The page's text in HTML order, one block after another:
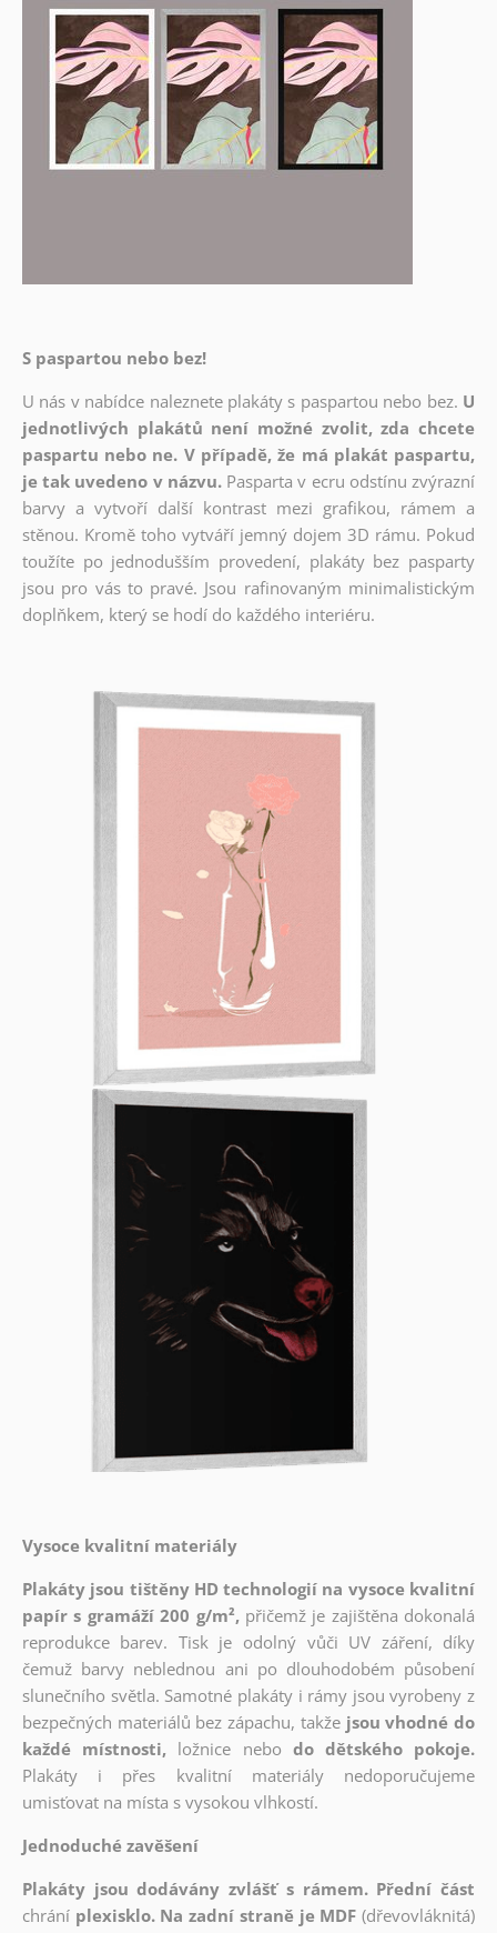
S paspartou nebo bez!
U nás v nabídce naleznete plakáty s paspartou nebo bez. U
jednotlivých plakátů není možné zvolit, zda chcete
paspartu nebo ne. V případě, že má plakát paspartu,
je tak uvedeno v názvu. Pasparta v ecru odstínu zvýrazní
barvy a vytvoří další kontrast mezi grafikou, rámem a
stěnou. Kromě toho vytváří jemný dojem 3D rámu. Pokud
toužíte po jednodušším provedení, plakáty bez pasparty
jsou pro vás to pravé. Jsou rafinovaným minimalistickým
doplňkem, který se hodí do každého interiéru.
Vysoce kvalitní materiály
Plakáty jsou tištěny HD technologií na vysoce kvalitní
papír s gramáží 200 g/m², přičemž je zajištěna dokonalá
reprodukce barev. Tisk je odolný vůči UV záření, díky
čemuž barvy neblednou ani po dlouhodobém působení
slunečního světla. Samotné plakáty i rámy jsou vyrobeny z
bezpečných materiálů bez zápachu, takže jsou vhodné do
každé místnosti, ložnice nebo do dětského pokoje.
Plakáty i přes kvalitní materiály nedoporučujeme
umisťovat na místa s vysokou vlhkostí.
Jednoduché zavěšení
Plakáty jsou dodávány zvlášť s rámem. Přední část
chrání plexisklo. Na zadní straně je MDF (dřevovláknitá)